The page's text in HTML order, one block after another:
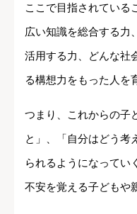
ここで目指されている
広い知識を総合する力
活用する力、どんな社
る構想力をもった人を
つまり、これからの子
と」、「自分はどう考
られるようになってい
不安を覚える子どもや